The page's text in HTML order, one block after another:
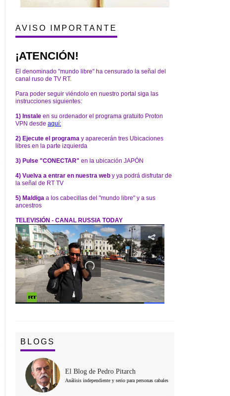
AVISO IMPORTANTE
¡ATENCIÓN!
El denominado "mundo libre" ha censurado la señal del
canal ruso de TV RT.
Para poder seguir viéndolo en nuestro portal siga las
instrucciones siguientes:
1) Instale en su ordenador el programa gratuito Proton
VPN desde aquí:
2) Ejecute el programa y aparecerán tres Ubicaciones
libres en la parte izquierda
3) Pulse "CONECTAR" en la ubicación JAPÓN
4) Vuelva a entrar en nuestra web y ya podrá disfrutar de
la señal de RT TV
5) Maldiga a los cabecillas del "mundo libre" y a sus
ancestros
TELEVISIÓN - CANAL RUSSIA TODAY
BLOGS
El Blog de Pedro Pitarch
Análisis independiente y serio para personas cabales